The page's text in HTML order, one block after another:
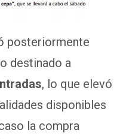
posteriormente
destinado a
, lo que elevó
disponibles
la compra